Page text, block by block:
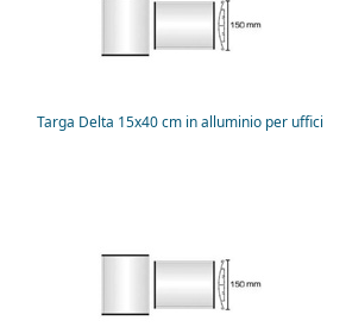
Targa Delta 15x40 cm in alluminio per uffici